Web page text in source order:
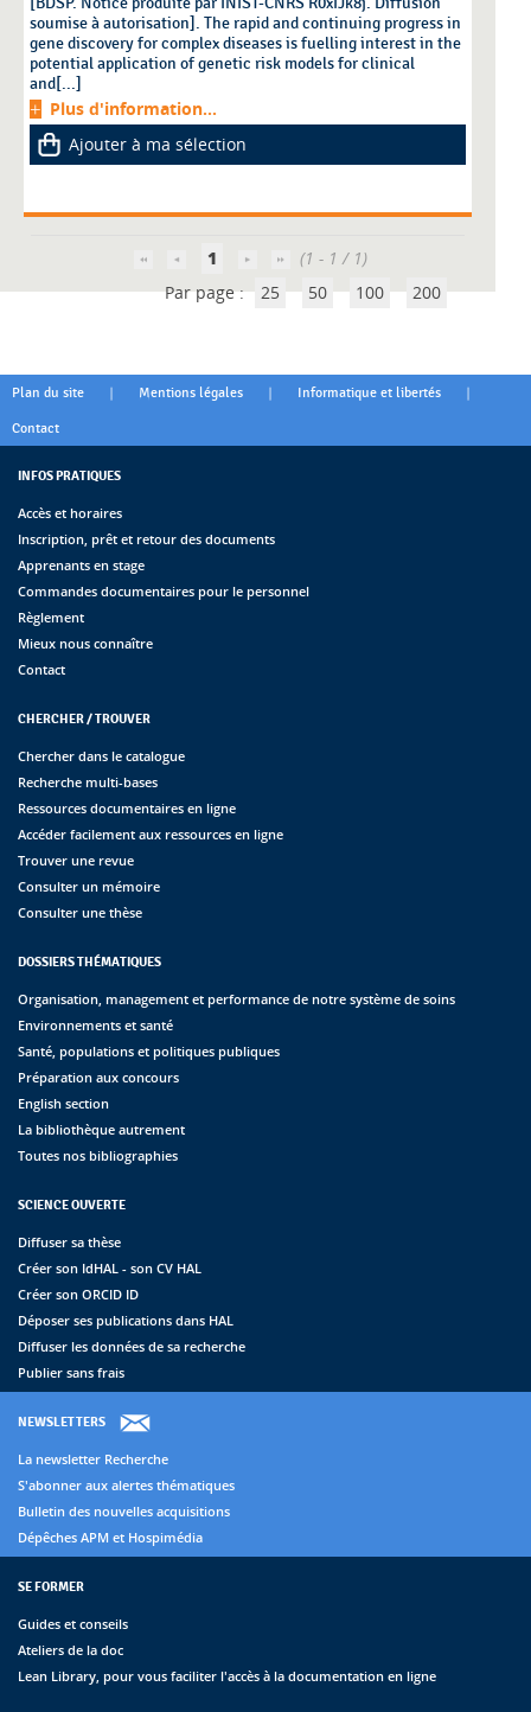
soumise à autorisation]. The rapid and continuing progress in
gene discovery for complex diseases is fuelling interest in the
potential application of genetic risk models for clinical
and[...]
Plus d'information...
Ajouter à ma sélection
1
(1 - 1 / 1)
Par page : 25 50 100 200
Plan du site | Mentions légales | Informatique et libertés |
Contact
INFOS PRATIQUES
Accès et horaires
Inscription, prêt et retour des documents
Apprenants en stage
Commandes documentaires pour le personnel
Règlement
Mieux nous connaître
Contact
CHERCHER / TROUVER
Chercher dans le catalogue
Recherche multi-bases
Ressources documentaires en ligne
Accéder facilement aux ressources en ligne
Trouver une revue
Consulter un mémoire
Consulter une thèse
DOSSIERS THÉMATIQUES
Organisation, management et performance de notre système de soins
Environnements et santé
Santé, populations et politiques publiques
Préparation aux concours
English section
La bibliothèque autrement
Toutes nos bibliographies
SCIENCE OUVERTE
Diffuser sa thèse
Créer son IdHAL - son CV HAL
Créer son ORCID ID
Déposer ses publications dans HAL
Diffuser les données de sa recherche
Publier sans frais
NEWSLETTERS
La newsletter Recherche
S'abonner aux alertes thématiques
Bulletin des nouvelles acquisitions
Dépêches APM et Hospimédia
SE FORMER
Guides et conseils
Ateliers de la doc
Lean Library, pour vous faciliter l'accès à la documentation en ligne